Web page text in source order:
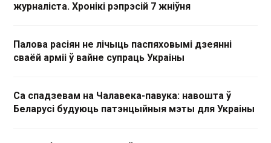
журналіста. Хронікі рэпрэсій 7 жніўня
Палова расіян не лічыць паспяховымі дзеянні
сваёй арміі ў вайне супраць Украіны
Са спадзевам на Чалавека-павука: навошта ў
Беларусі будуюць патэнцыйныя мэты для Украіны